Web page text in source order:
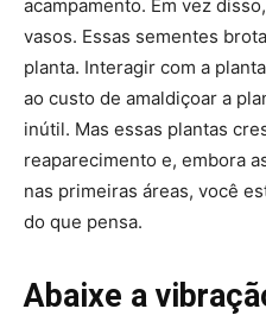
acampamento. Em vez
vasos. Essas sementes
planta. Interagir com a
ao custo de amaldiçoar a
inútil. Mas essas plantas
reaparecimento e, embora
nas primeiras áreas, você
do que pensa.
Abaixe a